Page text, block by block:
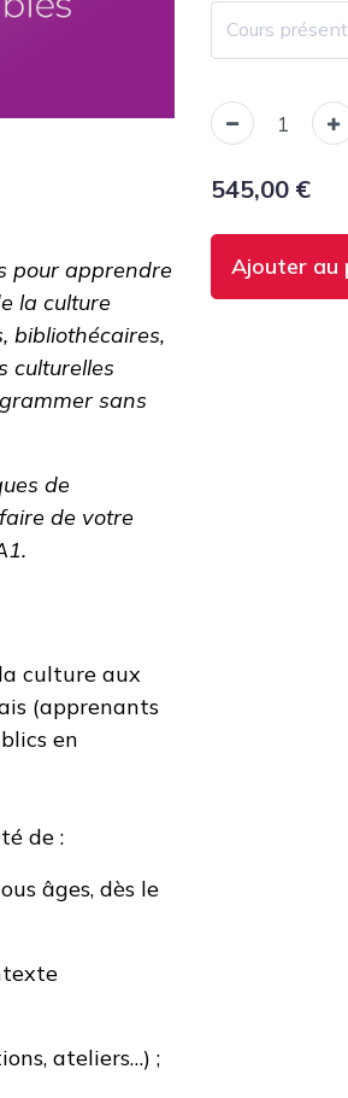
pour apprendre
la culture
bibliothécaires,
culturelles
sans
de
de votre
culture aux
(apprenants
en
de :
âges, dès le
ateliers…) ;
545,00 €
Ajouter au